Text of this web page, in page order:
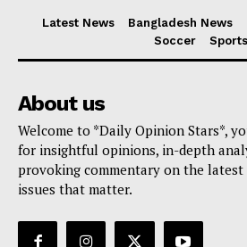
Latest News Bangladesh News
Soccer
Sports
About us
Welcome to *Daily Opinion Stars*,
for insightful opinions, in-depth
provoking commentary on the latest
issues that matter.